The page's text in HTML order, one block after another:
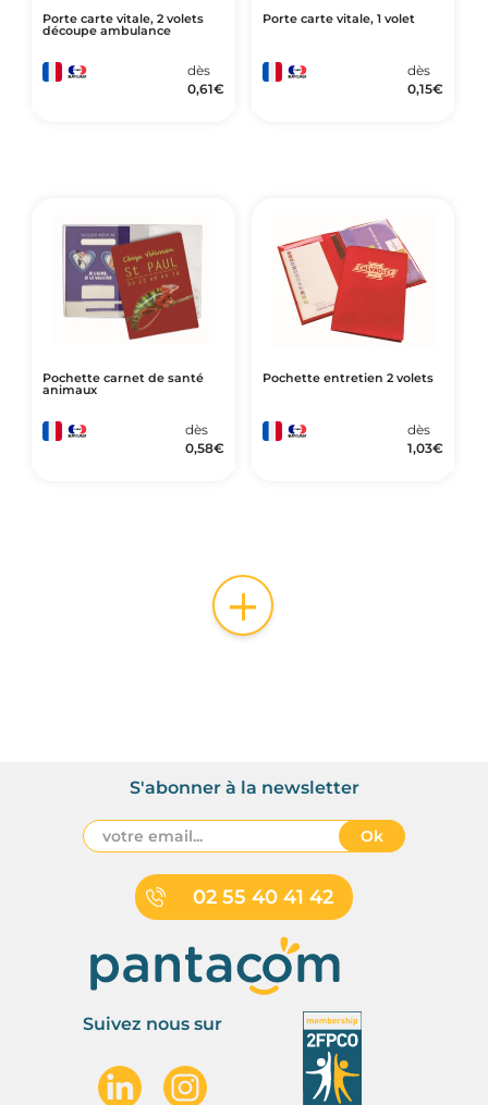
Porte carte vitale, 2 volets
découpe ambulance
dès
0,61€
Porte carte vitale, 1 volet
dès
0,15€
Pochette carnet de santé
animaux
dès
0,58€
Pochette entretien 2 volets
dès
1,03€
+
02 55 40 41 42
S'abonner à la newsletter
Ok
Suivez nous sur